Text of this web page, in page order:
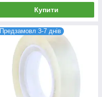
Купити
Предзамовл 3-7 днів